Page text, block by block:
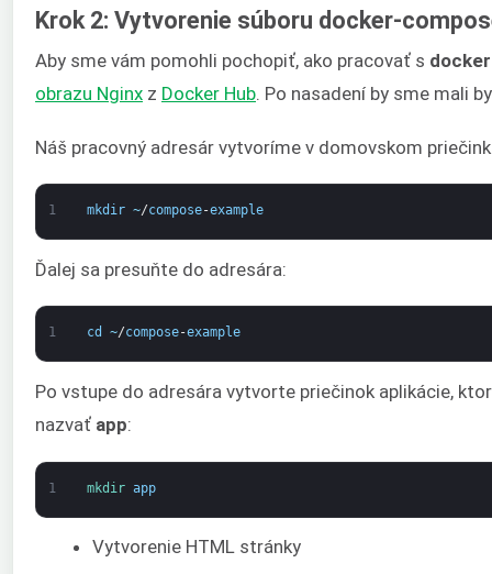
Krok 2: Vytvorenie súboru docker-
Aby sme vám pomohli pochopiť, ako pracovať s
obrazu Nginx z Docker Hub. Po nasadení by sme mali
Náš pracovný adresár vytvoríme v domovskom
1 mkdir ~/compose-example
Ďalej sa presuňte do adresára:
1 cd ~/compose-example
Po vstupe do adresára vytvorte priečinok aplikácie,
nazvať app:
1 mkdir app
Vytvorenie HTML stránky